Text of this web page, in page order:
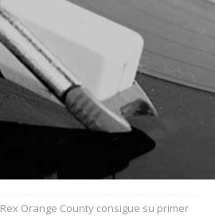
Rex Orange County consigue su primer